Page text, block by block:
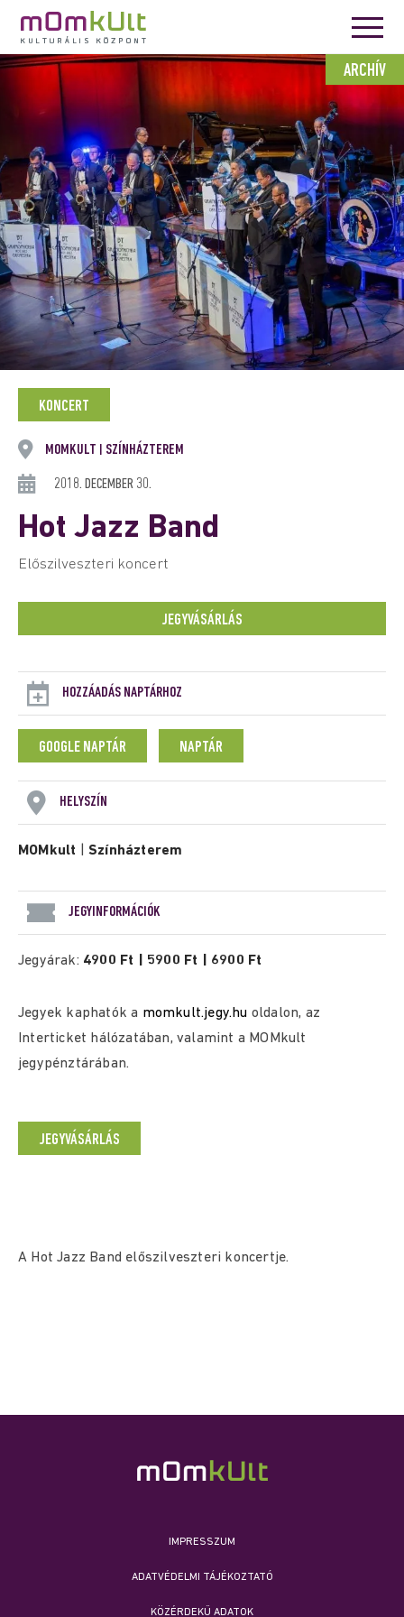
ARCHÍV
KONCERT
MOMKULT SZÍNHÁZTEREM
2018. DECEMBER 30.
Hot Jazz Band
Előszilveszteri koncert
JEGYVÁSÁRLÁS
HOZZÁADÁS NAPTÁRHOZ
GOOGLE NAPTÁR NAPTÁR
HELYSZÍN
MOMkult |Színházterem
JEGYINFORMÁCIÓK
Jegyárak: 4900 Ft | 5900 Ft | 6900 Ft
Jegyek kaphatók a momkult.jegy.hu oldalon, az
Interticket hálózatában, valamint a MOMkult
jegypénztárában.
JEGYVÁSÁRLÁS
A Hot Jazz Band előszilveszteri koncertje.
IMPRESSZUM
ADATVÉDELMI TÁJÉKOZTATÓ
KÖZÉRDEKŰ ADATOK